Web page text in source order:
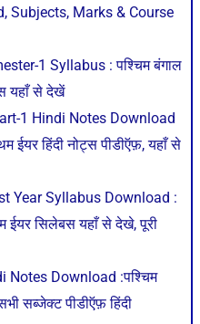
Subjects, Marks & Course
1 Syllabus : पश्चिम बंगाल
यहाँ से देखें
1 Hindi Notes Download
ईयर हिंदी नोट्स पीडीऍफ़, यहाँ से
Year Syllabus Download :
ईयर सिलेबस यहाँ से देखे, पूरी
Notes Download :पश्चिम
सब्जेक्ट पीडीऍफ़ हिंदी